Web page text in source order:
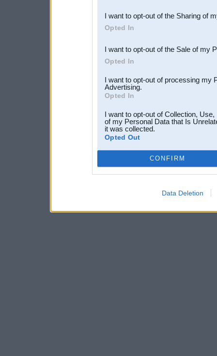
Downstream Participants
third parties.
I want to opt-out of the Sharing of
Opted In
I want to opt-out of the Sale of my
Opted In
I want to opt-out of processing my
Advertising.
Opted In
I want to opt-out of Collection,
of my Personal Data that Is
it was collected.
Opted Out
CONFIRM
Data Deletion